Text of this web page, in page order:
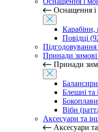
Оснащення
Карабіни,
Повідці
Принади
Принади
Блешні та
Віби
Аксесуари та
Аксесуари